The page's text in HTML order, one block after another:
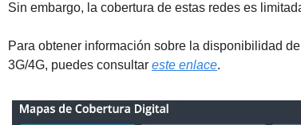
Sin embargo, la cobertura de estas redes es
Para obtener información sobre la disponibilidad
3G/4G, puedes consultar este enlace.